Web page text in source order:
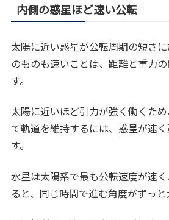
内側の惑星ほど速い公転
太陽に近い惑星が公転周期の短さ
のものも速いことは、距離と重力
す。
太陽に近いほど引力が強く働くた
て軌道を維持するには、惑星が速
す。
水星は太陽系で最も公転速度が速
ると、同じ時間で進む角度がずっと